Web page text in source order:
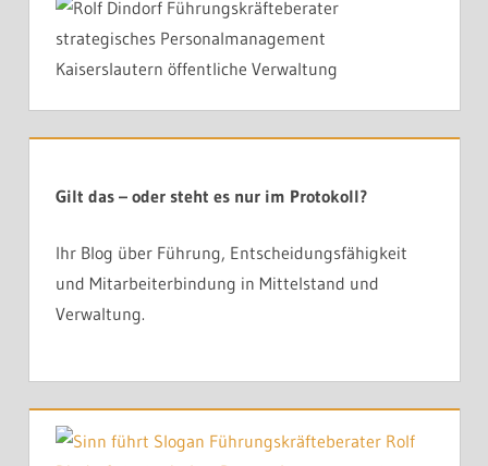
Gilt das – oder steht es nur im Protokoll?
Ihr Blog über Führung, Entscheidungsfähigkeit
und Mitarbeiterbindung in Mittelstand und
Verwaltung.